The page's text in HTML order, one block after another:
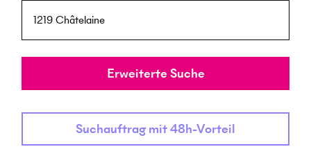
Umkreis
Erweiterte Suche
Suchauftrag mit 48h-Vorteil